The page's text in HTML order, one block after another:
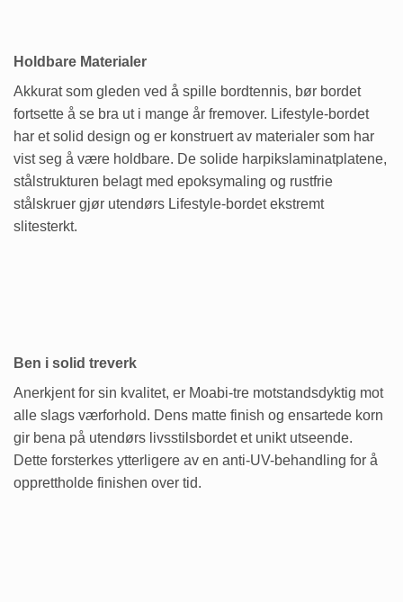
Holdbare Materialer
Akkurat som gleden ved å spille bordtennis, bør bordet
fortsette å se bra ut i mange år fremover. Lifestyle-bordet
har et solid design og er konstruert av materialer som har
vist seg å være holdbare. De solide harpikslaminatplatene,
stålstrukturen belagt med epoksymaling og rustfrie
stålskruer gjør utendørs Lifestyle-bordet ekstremt
slitesterkt.
Ben i solid treverk
Anerkjent for sin kvalitet, er Moabi-tre motstandsdyktig mot
alle slags værforhold. Dens matte finish og ensartede korn
gir bena på utendørs livsstilsbordet et unikt utseende.
Dette forsterkes ytterligere av en anti-UV-behandling for å
opprettholde finishen over tid.